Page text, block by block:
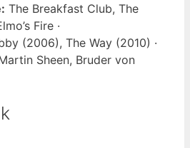
The Breakfast Club, The
Fire ·
(2006), The Way (2010) ·
Sheen, Bruder von